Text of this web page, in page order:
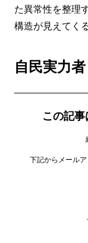
た異常性を整理
構造が見えてくる
自民実力
この記
下記からメール